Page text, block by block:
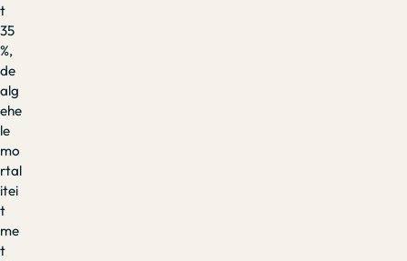
t
35
%,
de
alg
ehe
le
mo
rtal
itei
t
me
t